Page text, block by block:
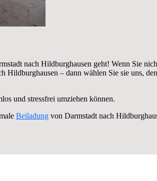
nach Hildburghausen geht! Wenn Sie
Hildburghausen – dann wählen Sie sie uns,
und stressfrei umziehen können.
Beiladung von Darmstadt nach